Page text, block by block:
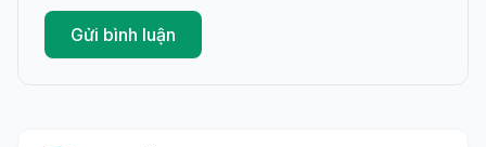
Gửi bình luận